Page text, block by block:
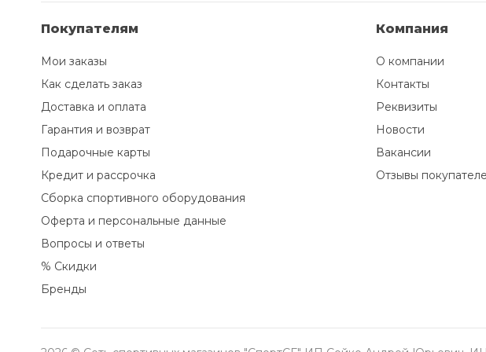
Покупателям
Мои заказы
Как сделать заказ
Доставка и оплата
Гарантия и возврат
Подарочные карты
Кредит и рассрочка
Сборка спортивного оборудования
Оферта и персональные данные
Вопросы и ответы
% Скидки
Бренды
Компания
О компании
Контакты
Реквизиты
Новости
Вакансии
Отзывы